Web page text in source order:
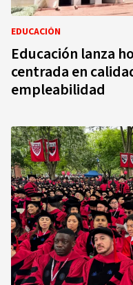
EDUCACIÓN
Educación lanza
centrada en
empleabilidad